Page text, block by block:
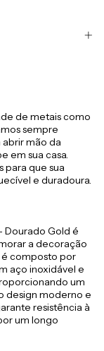
de metais como
sempre
mão da
em sua casa.
para que sua
e duradoura.
Dourado Gold é
a decoração
é composto por
aço inoxidável e
um
design moderno e
resistência à
um longo